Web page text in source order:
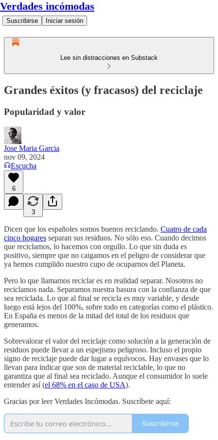
Verdades incómodas
Suscribirse Iniciar sesión
Lee sin distracciones en Substack
Grandes éxitos (y fracasos) del reciclaje
Popularidad y valor
Jose Maria Garcia
nov 09, 2024
Escucha
6
3
Dicen que los españoles somos buenos reciclando. Cuatro de cada
cinco hogares separan sus residuos. No sólo eso. Cuando decimos
que reciclamos, lo hacemos con orgullo. Lo que sin duda es
positivo, siempre que no caigamos en el peligro de considerar que
ya hemos cumplido nuestro cupo de ocuparnos del Planeta.
Pero lo que llamamos reciclar es en realidad separar. Nosotros no
reciclamos nada. Separamos nuestra basura con la confianza de que
sea reciclada. Lo que al final se recicla es muy variable, y desde
luego está lejos del 100%, sobre todo en categorías como el plástico.
En España es menos de la mitad del total de los residuos que
generamos.
Sobrevalorar el valor del reciclaje como solución a la generación de
residuos puede llevar a un espejismo peligroso. Incluso el propio
signo de reciclaje puede dar lugar a equívocos. Hay envases que lo
llevan para indicar que son de material reciclable, lo que no
garantiza que al final sea reciclado. Aunque el consumidor lo suele
entender así (el 68% en el caso de USA).
Gracias por leer Verdades Incómodas. Suscríbete aquí:
Suscribirse